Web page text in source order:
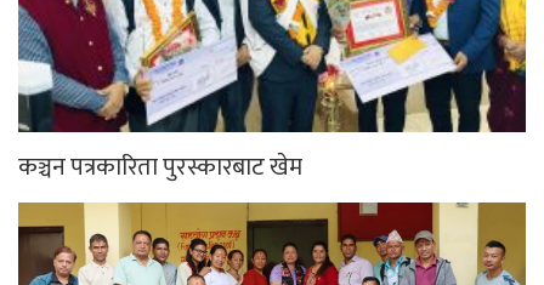
कञ्चन पत्रकारिता पुरस्कारबाट खेम